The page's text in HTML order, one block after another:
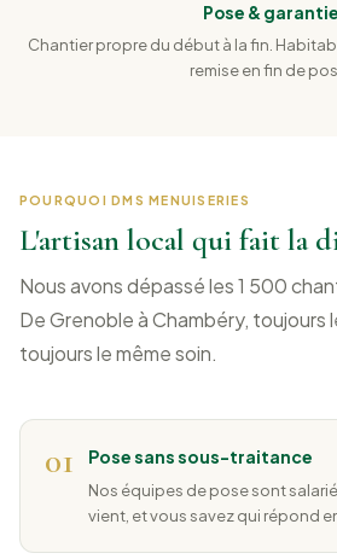
Pose & garantie
Chantier propre du début à la fin.
remise en fin de
POURQUOI DMS MENUISERIES
L'artisan local qui fait la
Nous avons dépassé les 1 500
De Grenoble à Chambéry, toujours
toujours le même soin.
01
Pose sans sous-traitance
Nos équipes de pose sont
vient, et vous savez qui répond